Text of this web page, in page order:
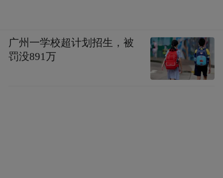
广州一学校超计划招生，被
罚没891万